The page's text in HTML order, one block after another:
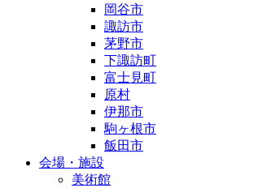
岡谷市
諏訪市
茅野市
下諏訪町
富士見町
原村
伊那市
駒ヶ根市
飯田市
会場・施設
美術館